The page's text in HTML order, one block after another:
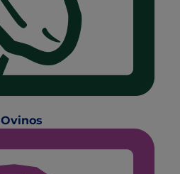
Ovinos